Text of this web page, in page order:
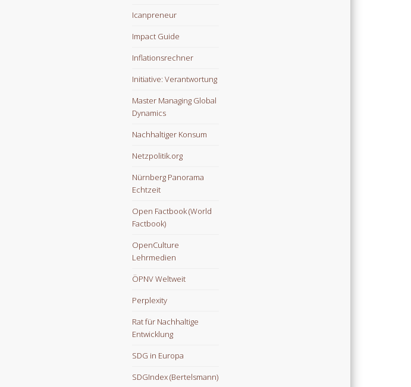
Icanpreneur
Impact Guide
Inflationsrechner
Initiative: Verantwortung
Master Managing Global
Dynamics
Nachhaltiger Konsum
Netzpolitik.org
Nürnberg Panorama
Echtzeit
Open Factbook (World
Factbook)
OpenCulture
Lehrmedien
ÖPNV Weltweit
Perplexity
Rat für Nachhaltige
Entwicklung
SDG in Europa
SDGIndex (Bertelsmann)